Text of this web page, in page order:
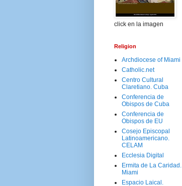
click en la imagen
Religion
Archdiocese of Miami
Catholic.net
Centro Cultural
Claretiano. Cuba
Conferencia de
Obispos de Cuba
Conferencia de
Obispos de EU
Cosejo Episcopal
Latinoamericano.
CELAM
Ecclesia Digital
Ermita de La Caridad.
Miami
Espacio Laical.